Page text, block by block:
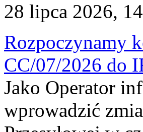
28 lipca 2026,
Rozpoczynamy
CC/07/2026 do
Jako Operator
wprowadzić